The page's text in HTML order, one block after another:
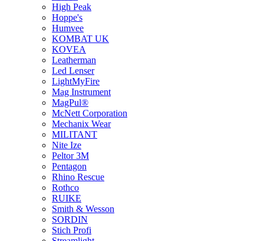
High Peak
Hoppe's
Humvee
KOMBAT UK
KOVEA
Leatherman
Led Lenser
LightMyFire
Mag Instrument
MagPul®
McNett Corporation
Mechanix Wear
MILITANT
Nite Ize
Peltor 3M
Pentagon
Rhino Rescue
Rothco
RUIKE
Smith & Wesson
SORDIN
Stich Profi